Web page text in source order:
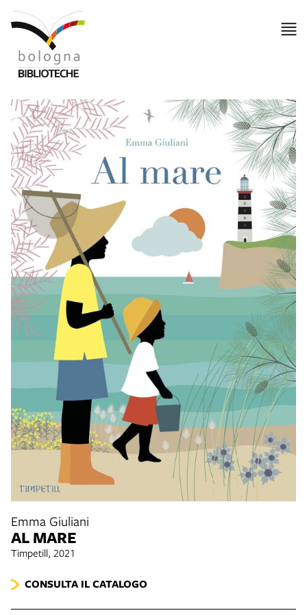
Emma Giuliani
AL MARE
Timpetill, 2021
CONSULTA IL CATALOGO